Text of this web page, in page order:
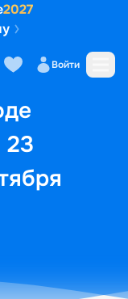
2027
Войти
23
Маршрут и